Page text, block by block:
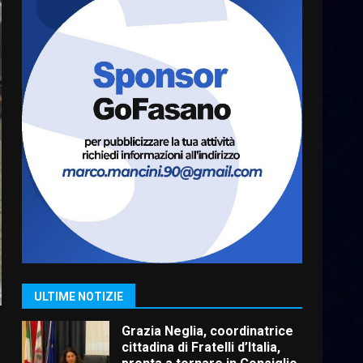
ULTIME NOTIZIE
scrivono al Prefetto: “Noi
cittadini di serie B”
5 Agosto 2026 06:15
1
Carta d’identità: continua il
piano di aperture
straordinarie del Comune di
Fasano
6 Agosto 2026 14:16
2
Grazia Neglia, coordinatrice
cittadina di Fratelli d’Italia,
pronta a tornare in Consiglio
Cura dei beni comuni e
cittadinanza attiva: online